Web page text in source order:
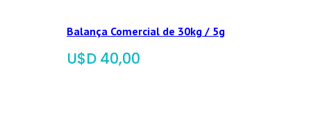
Balança Comercial de 30kg / 5g
$ 40,00